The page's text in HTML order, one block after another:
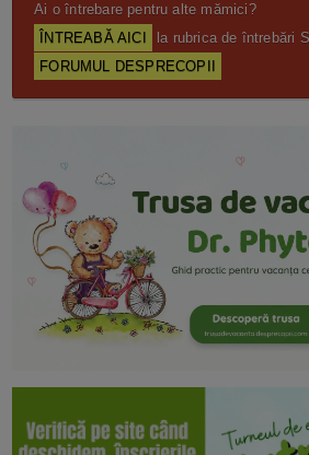
Ai o întrebare pentru alte mămici?
ÎNTREABĂ AICI
la rubrica de întrebări
FORUMUL DESPRECOPII